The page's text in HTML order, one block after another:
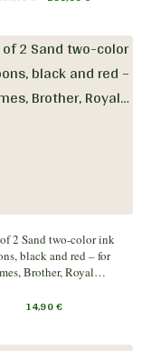
2 Sand two-color ink
black and red – for
Brother, Royal…
14,90€